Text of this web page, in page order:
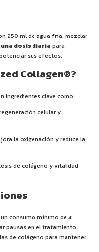
250 ml de agua fría, mezclar
una dosis diaria para
sus efectos.
Collagen®?
ingredientes clave como:
celular y
la oxigenación y reduce la
de colágeno y vitalidad
consumo mínimo de 3
pausas en el tratamiento.
de colágeno para mantener